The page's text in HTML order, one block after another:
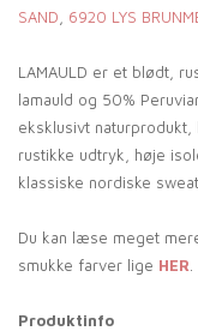
SAND
6920 LYS
LAMAULD er et blødt,
lamauld og 50%
eksklusivt
rustikke udtryk, høje
klassiske nordiske
Du kan læse meget
smukke farver lige HER
Produktinfo